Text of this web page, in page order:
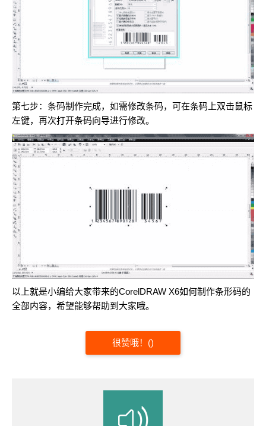
第七步：条码制作完成，如需修改条码，可在条码上双击鼠标
左键，再次打开条码向导进行修改。
以上就是小编给大家带来的CorelDRAW X6如何制作条形码的
全部内容，希望能够帮助到大家哦。
很赞哦！ ()